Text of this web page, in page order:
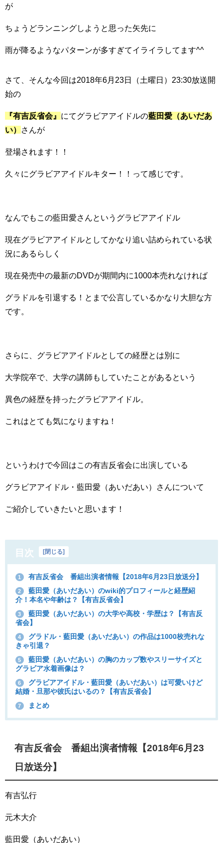
が
ちょうどランニングしようと思った矢先に
雨が降るようなパターンが多すぎてイライラしてます^^
さて、そんな今回は2018年6月23日（土曜日）23:30放送開
始の
『有吉反省会』 にてグラビアアイドルの藍田愛（あいだあ
い）
さんが
登場されます！！
久々にグラビアアイドルキター！！って感じです。
なんでもこの藍田愛さんというグラビアアイドル
現在グラビアアイドルとしてかなり追い詰められている状
況にあるらしく
現在発売中の最新のDVDが期間内に1000本売れなければ
グラドルを引退する！とまで公言しているかなり大胆な方
です。
さらに、グラビアアイドルとしての経歴とは別に
大学院卒で、大学の講師もしていたことがあるという
異色の経歴を持ったグラビアアイドル。
これはとても気になりますね！
というわけで今回はこの有吉反省会に出演している
グラビアアイドル・藍田愛（あいだあい）さんについて
ご紹介していきたいと思います！
目次 閉じる
1 有吉反省会 番組出演者情報【2018年6月23日放送分】
2
藍田愛（あいだあい）のwiki的プロフィールと経歴紹
介！本名や年齢は？【有吉反省会】
3
藍田愛（あいだあい）の大学や高校・学歴は？【有吉反
省会】
4
グラドル・藍田愛（あいだあい）の作品は1000枚売れな
きゃ引退？
5
藍田愛（あいだあい）の胸のカップ数やスリーサイズと
グラビア水着画像は？
6
グラビアアイドル・藍田愛（あいだあい）は可愛いけど
結婚・旦那や彼氏はいるの？【有吉反省会】
7 まとめ
有吉反省会 番組出演者情報【2018年6月23
日放送分】
有吉弘行
元木大介
藍田愛（あいだあい）